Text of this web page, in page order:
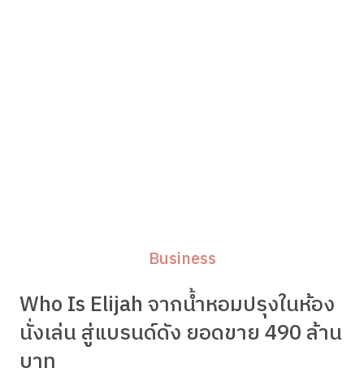
Business
Who Is Elijah จากน้ำหอมปรุงในห้อง
นั่งเล่น สู่แบรนด์ดัง ยอดขาย 490 ล้าน
บาท